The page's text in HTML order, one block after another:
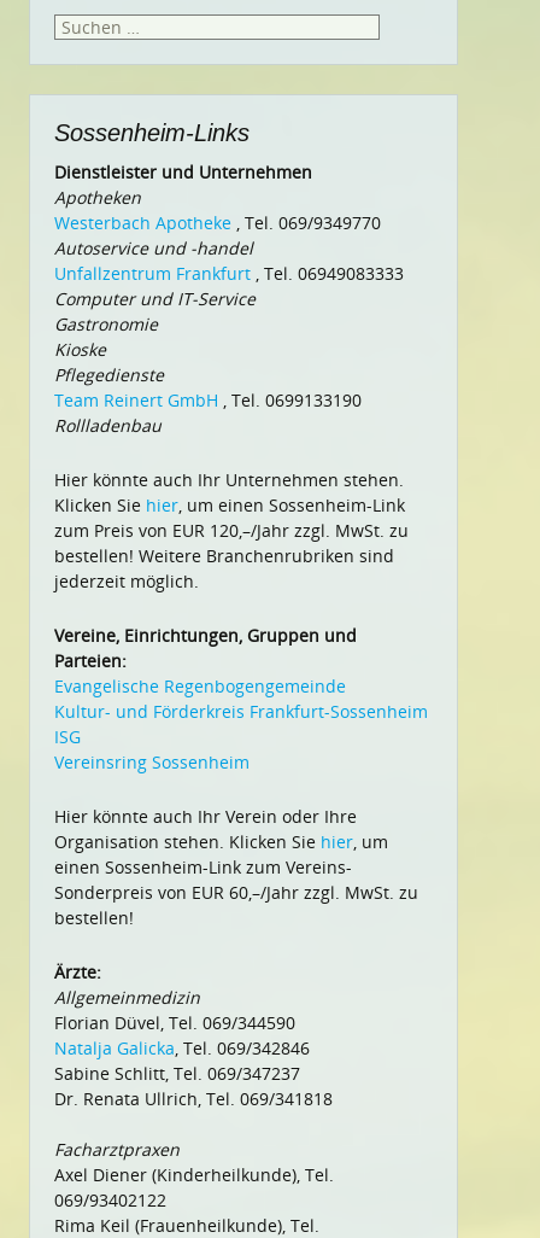
Suchen
Sossenheim-Links
Dienstleister und Unternehmen
Apotheken
Westerbach Apotheke , Tel. 069/9349770
Autoservice und -handel
Unfallzentrum Frankfurt , Tel. 06949083333
Computer und IT-Service
Gastronomie
Kioske
Pflegedienste
Team Reinert GmbH , Tel. 0699133190
Rollladenbau
Hier könnte auch Ihr Unternehmen stehen.
Klicken Sie hier, um einen Sossenheim-Link
zum Preis von EUR 120,–/Jahr zzgl. MwSt. zu
bestellen! Weitere Branchenrubriken sind
jederzeit möglich.
Vereine, Einrichtungen, Gruppen und
Parteien:
Evangelische Regenbogengemeinde
Kultur- und Förderkreis Frankfurt-Sossenheim
ISG
Vereinsring Sossenheim
Hier könnte auch Ihr Verein oder Ihre
Organisation stehen. Klicken Sie hier, um
einen Sossenheim-Link zum Vereins-
Sonderpreis von EUR 60,–/Jahr zzgl. MwSt. zu
bestellen!
Ärzte:
Allgemeinmedizin
Florian Düvel, Tel. 069/344590
Natalja Galicka, Tel. 069/342846
Sabine Schlitt, Tel. 069/347237
Dr. Renata Ullrich, Tel. 069/341818
Facharztpraxen
Axel Diener (Kinderheilkunde), Tel.
069/93402122
Rima Keil (Frauenheilkunde), Tel.